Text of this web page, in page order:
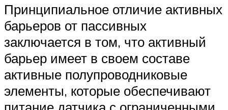
Принципиальное отличие активных
барьеров от пассивных
заключается в том, что активный
барьер имеет в своем составе
активные полупроводниковые
элементы, которые обеспечивают